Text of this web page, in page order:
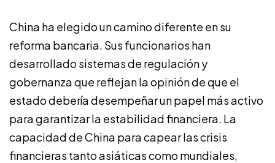
China ha elegido un camino diferente en su
reforma bancaria. Sus funcionarios han
desarrollado sistemas de regulación y
gobernanza que reflejan la opinión de que el
estado debería desempeñar un papel más activo
para garantizar la estabilidad financiera. La
capacidad de China para capear las crisis
financieras tanto asiáticas como mundiales,